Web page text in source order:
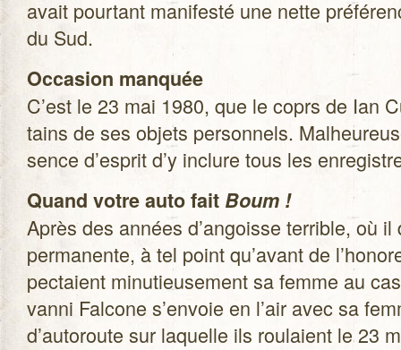
avait pour­tant mani­festé une nette
du Sud.
Occa­sion man­quée
C’est le 23 mai 1980, que le coprs de Ian
tains de ses objets per­son­nels.
sence d’esprit d’y inclure tous les
Quand votre auto fait Boum !
Après des années d’angoisse ter­rible, où
per­ma­nente, à tel point qu’avant de
pec­taient minu­tieu­se­ment sa femme au
vanni Fal­cone s’envoie en l’air avec sa
d’autoroute sur laquelle ils rou­laient le 23